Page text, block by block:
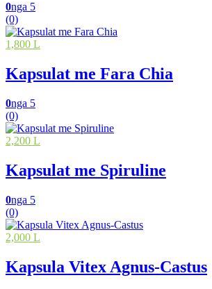
0nga 5
(0)
1,800 L
Kapsulat me Fara Chia
0nga 5
(0)
2,200 L
Kapsulat me Spiruline
0nga 5
(0)
2,000 L
Kapsula Vitex Agnus-Castus